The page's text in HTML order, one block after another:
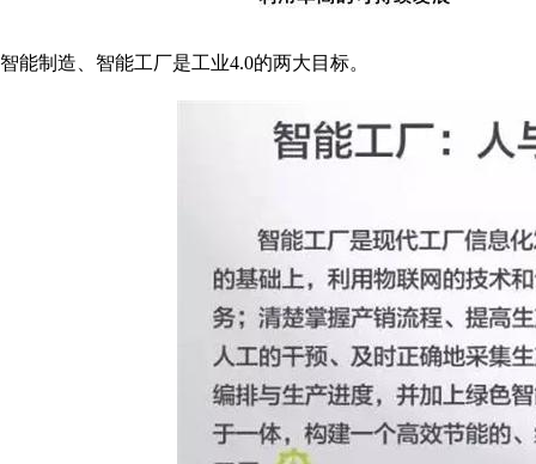
智能制造、智能工厂是工业4.0的两大目标。